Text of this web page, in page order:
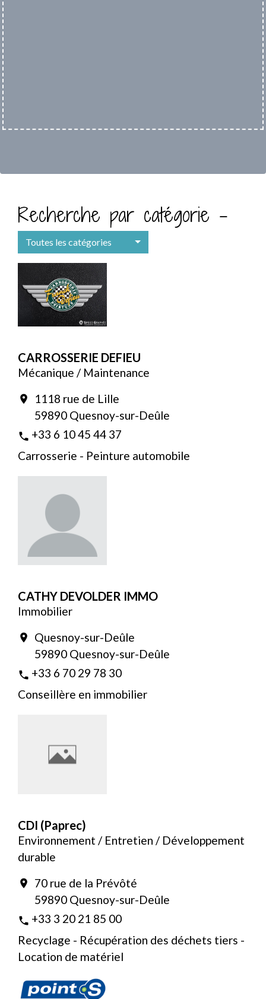
Recherche par catégorie -
Toutes les catégories
CARROSSERIE DEFIEU
Mécanique / Maintenance
location_on
1118 rue de Lille
59890 Quesnoy-sur-Deûle
phone +33 6 10 45 44 37
Carrosserie - Peinture automobile
CATHY DEVOLDER IMMO
Immobilier
location_on
Quesnoy-sur-Deûle
59890 Quesnoy-sur-Deûle
phone +33 6 70 29 78 30
Conseillère en immobilier
CDI (Paprec)
Environnement / Entretien / Développement
durable
location_on
70 rue de la Prévôté
59890 Quesnoy-sur-Deûle
phone +33 3 20 21 85 00
Recyclage - Récupération des déchets tiers -
Location de matériel